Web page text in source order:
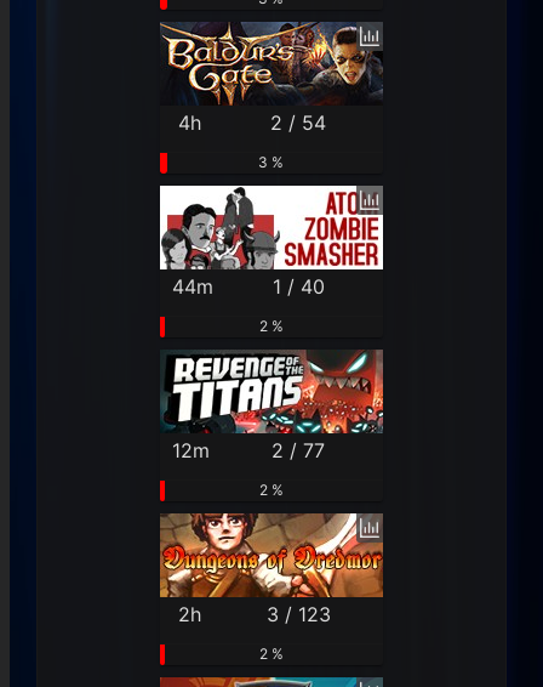
4h 2 / 54
3 %
44m 1 / 40
2 %
12m 2 / 77
2 %
2h 3 / 123
2 %